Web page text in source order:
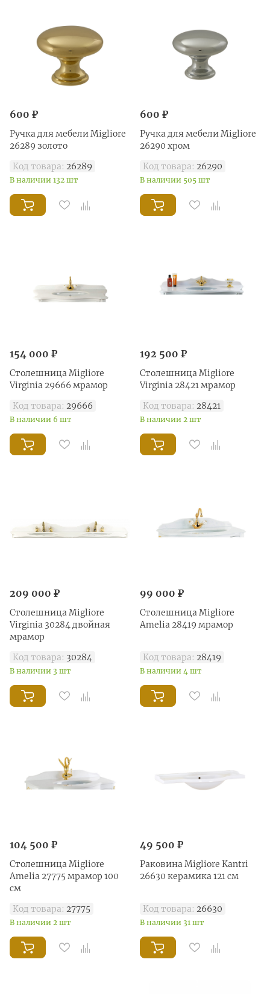
600 ₽
Ручка для мебели Migliore
26289 золото
Код товара: 26289
В наличии 132 шт
600 ₽
Ручка для мебели Migliore
26290 хром
Код товара: 26290
В наличии 505 шт
154 000 ₽
Столешница Migliore
Virginia 29666 мрамор
Код товара: 29666
В наличии 6 шт
192 500 ₽
Столешница Migliore
Virginia 28421 мрамор
Код товара: 28421
В наличии 2 шт
209 000 ₽
Столешница Migliore
Virginia 30284 двойная
мрамор
Код товара: 30284
В наличии 3 шт
99 000 ₽
Столешница Migliore
Amelia 28419 мрамор
Код товара: 28419
В наличии 4 шт
104 500 ₽
Столешница Migliore
Amelia 27775 мрамор 100
см
Код товара: 27775
В наличии 2 шт
49 500 ₽
Раковина Migliore Kantri
26630 керамика 121 см
Код товара: 26630
В наличии 31 шт